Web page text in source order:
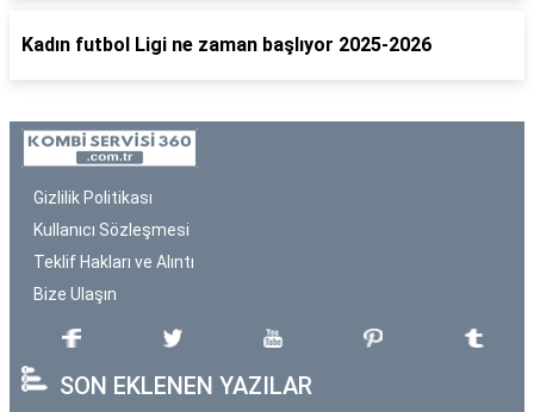
Kadın futbol Ligi ne zaman başlıyor 2025-2026
Gizlilik Politikası
Kullanıcı Sözleşmesi
Teklif Hakları ve Alıntı
Bize Ulaşın
SON EKLENEN YAZILAR